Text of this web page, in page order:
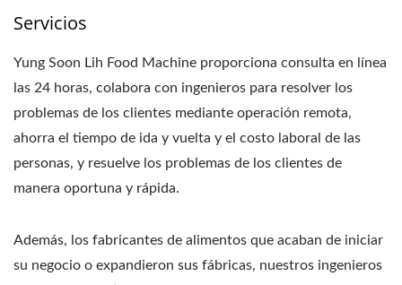
Servicios
Yung Soon Lih Food Machine proporciona consulta en línea
las 24 horas, colabora con ingenieros para resolver los
problemas de los clientes mediante operación remota,
ahorra el tiempo de ida y vuelta y el costo laboral de las
personas, y resuelve los problemas de los clientes de
manera oportuna y rápida.
Además, los fabricantes de alimentos que acaban de iniciar
su negocio o expandieron sus fábricas, nuestros ingenieros